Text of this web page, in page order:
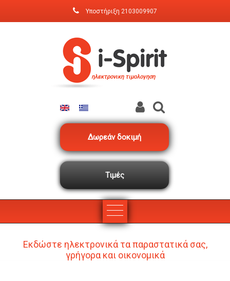
Παράκαμψη προς το κυρίως περιεχόμενο
Υποστήριξη 2103009907
ηλεκτρονικη τιμολογηση
Δωρεάν δοκιμή
Τιμές
Εκδώστε ηλεκτρονικά τα παραστατικά σας,
γρήγορα και οικονομικά